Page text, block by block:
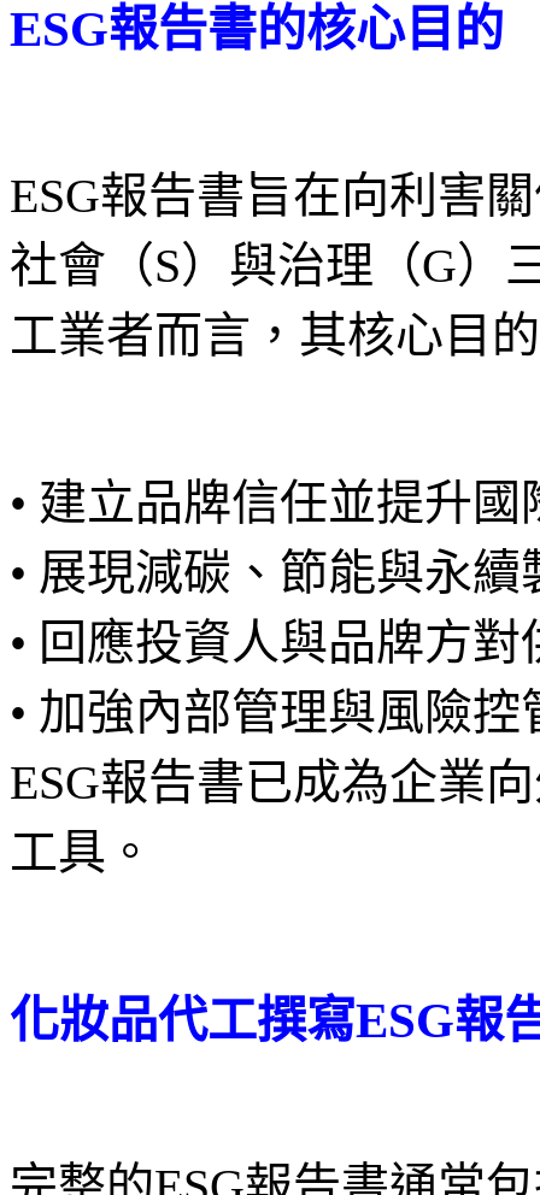
ESG報告書的核心目的
ESG報告書旨在向利害
社會（S）與治理（G）
工業者而言，其核心目
• 建立品牌信任並提升
• 展現減碳、節能與永
• 回應投資人與品牌方
• 加強內部管理與風險控
ESG報告書已成為企業
工具。
化妝品代工撰寫ESG報